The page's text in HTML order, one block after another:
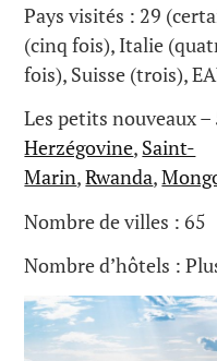
Pays visités : 29
(cinq fois), Italie
fois), Suisse (trois),
Les petits nouveaux
Herzégovine, Saint-
Marin,Rwanda,
Nombre de villes : 65
Nombre d’hôtels :